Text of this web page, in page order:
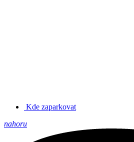
Kde zaparkovat
nahoru